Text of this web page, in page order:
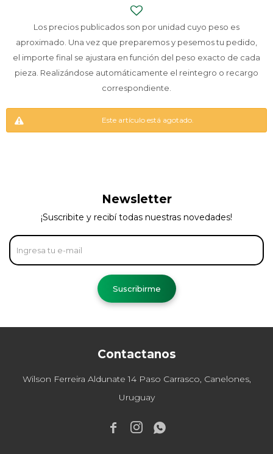
Los precios publicados son por unidad cuyo peso es
aproximado. Una vez que preparemos y pesemos tu pedido,
el importe final se ajustara en función del peso exacto de cada
pieza. Realizándose automáticamente el reintegro o recargo
correspondiente.
Este artículo está agotado.
Contactanos
Wilson Ferreira Aldunate 14 Paso Carrasco, Canelones,
Uruguay
  
Newsletter
¡Suscribite y recibí todas nuestras novedades!
Suscribirme